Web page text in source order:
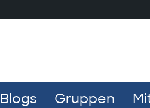
Blogs Gruppen